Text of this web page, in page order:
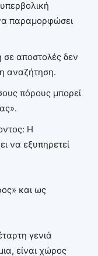
παραμορφώσει
σε αποστολές δεν
αναζήτηση.
πόρους μπορεί
Η
να εξυπηρετεί
και ως
γενιά
είναι χώρος